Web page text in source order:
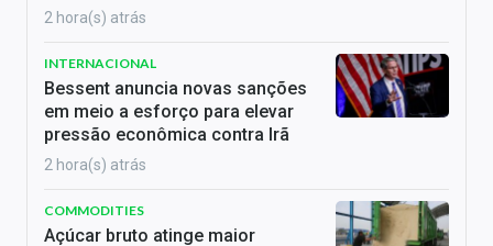
2 hora(s) atrás
INTERNACIONAL
Bessent anuncia novas sanções
em meio a esforço para elevar
pressão econômica contra Irã
2 hora(s) atrás
COMMODITIES
Açúcar bruto atinge maior